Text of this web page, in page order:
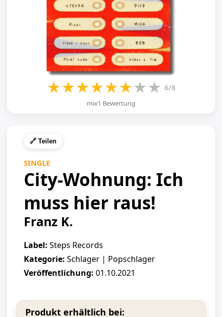
★★★★★★★★ 6/8
mix1 Bewertung
🔗 Teilen
SINGLE
City-Wohnung: Ich
muss hier raus!
Franz K.
Label: Steps Records
Kategorie: Schlager | Popschlager
Veröffentlichung: 01.10.2021
Produkt erhältlich bei: